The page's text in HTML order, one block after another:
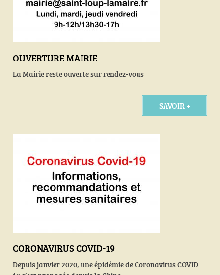
OUVERTURE MAIRIE
La Mairie reste ouverte sur rendez-vous
SAVOIR +
CORONAVIRUS COVID-19
Depuis janvier 2020, une épidémie de Coronavirus COVID-